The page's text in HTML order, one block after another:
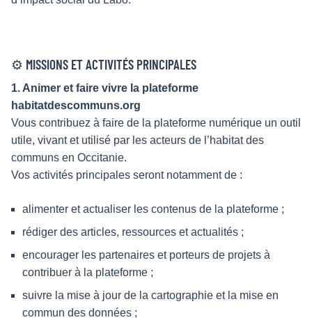
⚙️ MISSIONS ET ACTIVITÉS PRINCIPALES
1. Animer et faire vivre la plateforme
habitatdescommuns.org
Vous contribuez à faire de la plateforme numérique un outil
utile, vivant et utilisé par les acteurs de l’habitat des
communs en Occitanie.
Vos activités principales seront notamment de :
alimenter et actualiser les contenus de la plateforme ;
rédiger des articles, ressources et actualités ;
encourager les partenaires et porteurs de projets à
contribuer à la plateforme ;
suivre la mise à jour de la cartographie et la mise en
commun des données ;